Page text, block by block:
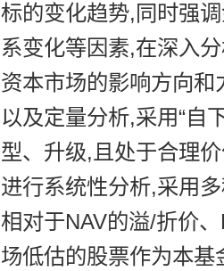
标的变化趋势,同时强
系变化等因素,在深入
资本市场的影响方向
以及定量分析,采用“自
型、升级,且处于合理
进行系统性分析,采用
相对于NAV的溢/折价
场低估的股票作为本